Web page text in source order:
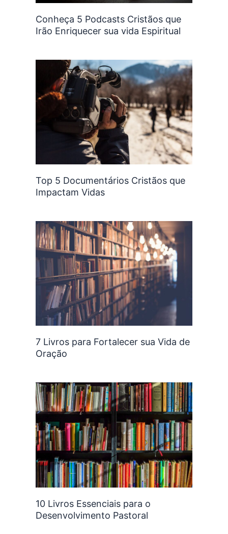
Conheça 5 Podcasts Cristãos que
Irão Enriquecer sua vida Espiritual
Top 5 Documentários Cristãos que
Impactam Vidas
7 Livros para Fortalecer sua Vida de
Oração
10 Livros Essenciais para o
Desenvolvimento Pastoral